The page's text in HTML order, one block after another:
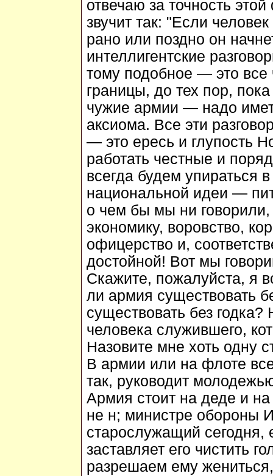
отвечаю за точность
звучит так: "Если
рано или поздно он
интеллигентские
тому подобное — это все
границы, до тех пор,
чужие армии — надо
аксиома. Все эти
— это ересь и глупость
работать честные и
всегда будем упираться
национальной идеи —
о чем бы мы ни
экономику, воровство,
офицерство и,
достойной! Вот мы
Скажите, пожалуйста, я
ли армия существовать
существовать без годка?
человека служившего,
Назовите мне хоть одну
В армии или на флоте
так, руководит
Армия стоит на деде и
не н; министре обороны
старослужащий сегодня,
заставляет его чистить
разрешаем ему